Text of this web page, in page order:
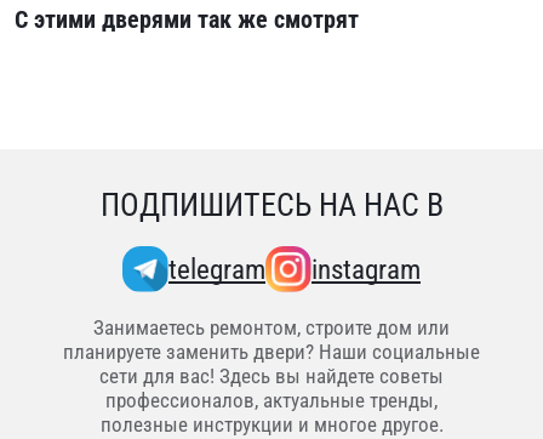
С этими дверями так же смотрят
ПОДПИШИТЕСЬ НА НАС В
telegram instagram
Занимаетесь ремонтом, строите дом или
планируете заменить двери? Наши социальные
сети для вас! Здесь вы найдете советы
профессионалов, актуальные тренды,
полезные инструкции и многое другое.